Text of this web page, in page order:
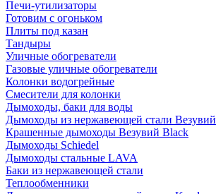
Печи-утилизаторы
Готовим с огоньком
Плиты под казан
Тандыры
Уличные обогреватели
Газовые уличные обогреватели
Колонки водогрейные
Смесители для колонки
Дымоходы, баки для воды
Дымоходы из нержавеющей стали Везувий
Крашенные дымоходы Везувий Black
Дымоходы Schiedel
Дымоходы стальные LAVA
Баки из нержавеющей стали
Теплообменники